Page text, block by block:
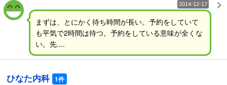
2014-12-17
まずは、とにかく待ち時間が長い。予約をしていて
も平気で2時間は待つ。予約をしている意味が全くな
い。先....
ひなた内科 1件